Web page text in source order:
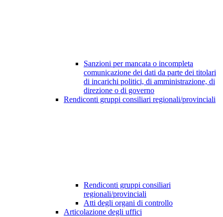
Sanzioni per mancata o incompleta
comunicazione dei dati da parte dei titolari
di incarichi politici, di amministrazione, di
direzione o di governo
Rendiconti gruppi consiliari regionali/provinciali
Rendiconti gruppi consiliari
regionali/provinciali
Atti degli organi di controllo
Articolazione degli uffici